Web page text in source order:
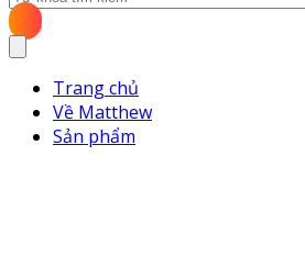
Trang chủ
Về Matthew
Sản phẩm